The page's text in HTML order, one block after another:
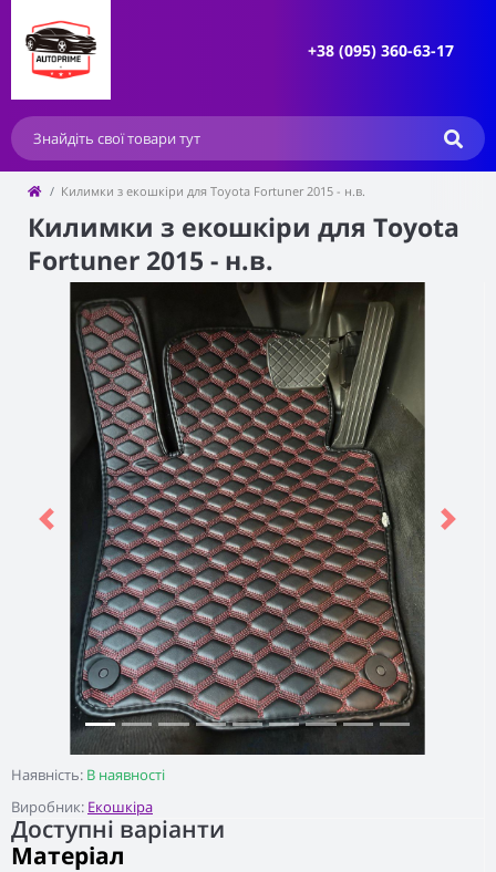
+38 (095) 360-63-17
Килимки з екошкіри для Toyota Fortuner 2015 - н.в.
Килимки з екошкіри для Toyota
Fortuner 2015 - н.в.
Наявність: В наявності
Виробник: Екошкіра
Previous Next
Доступні варіанти
Матеріал